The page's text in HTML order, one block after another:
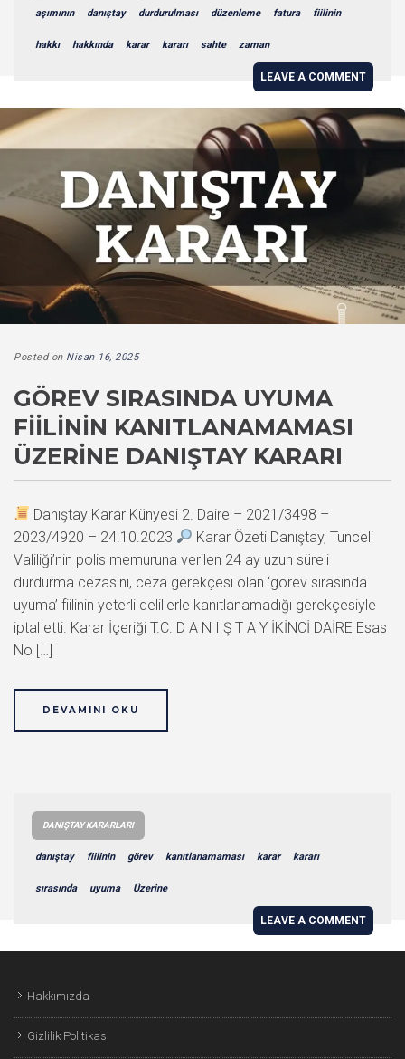
aşımının danıştay durdurulması düzenleme fatura fiilinin
hakkı hakkında karar kararı sahte zaman
LEAVE A COMMENT
Posted on Nisan 16, 2025
GÖREV SIRASINDA UYUMA
FIILININ KANITLANAMAMASI
ÜZERINE DANIŞTAY KARARI
Danıştay Karar Künyesi 2. Daire – 2021/3498 –
2023/4920 – 24.10.2023
Karar Özeti Danıştay, Tunceli
Valiliği’nin polis memuruna verilen 24 ay uzun süreli
durdurma cezasını, ceza gerekçesi olan ‘görev sırasında
uyuma’ fiilinin yeterli delillerle kanıtlanamadığı gerekçesiyle
iptal etti. Karar İçeriği T.C. D A N I Ş T A Y İKİNCİ DAİRE Esas
No […]
DEVAMINI OKU
DANIŞTAY KARARLARI
danıştay fiilinin görev kanıtlanamaması karar kararı
sırasında uyuma Üzerine
LEAVE A COMMENT
Hakkımızda
Gizlilik Politikası